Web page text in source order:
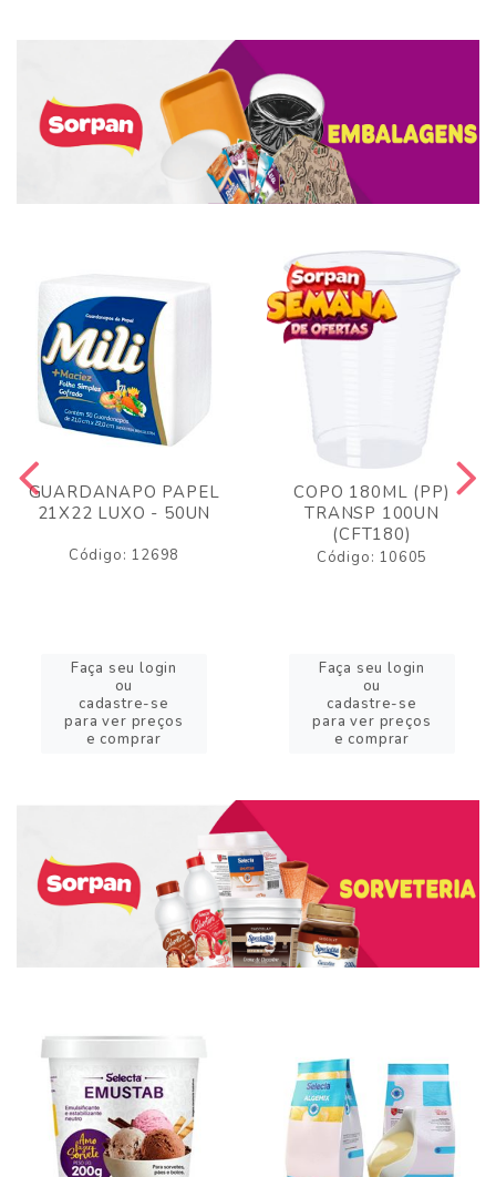
GUARDANAPO PAPEL
21X22 LUXO - 50UN
Código: 12698
Faça seu login
ou
cadastre-se
para ver preços
e comprar
COPO 180ML (PP)
TRANSP 100UN
(CFT180)
Código: 10605
Faça seu login
ou
cadastre-se
para ver preços
e comprar